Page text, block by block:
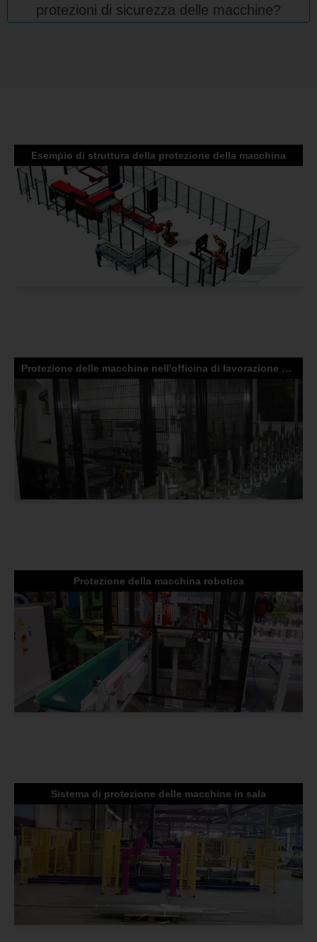
protezioni di sicurezza delle macchine?
Esempio di struttura della protezione della macchina
Protezione delle macchine nell'officina di lavorazione dei metalli
Protezione della macchina robotica
Sistema di protezione delle macchine in sala